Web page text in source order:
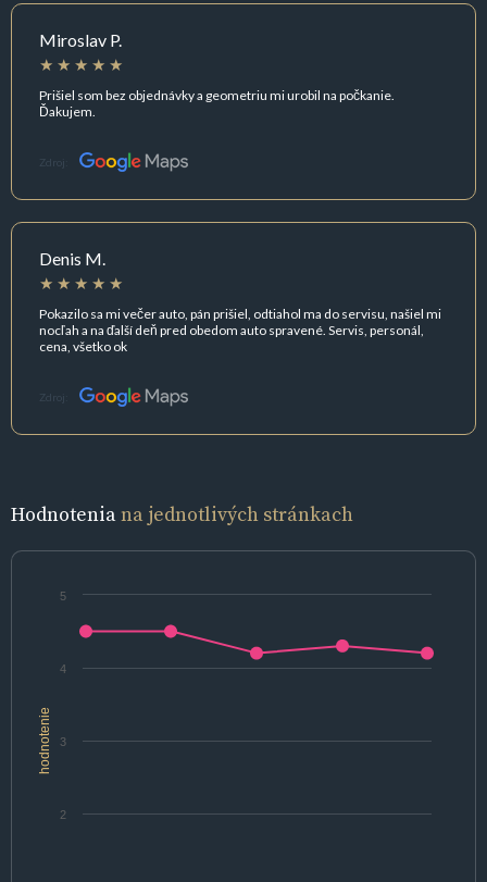
Miroslav P.
Prišiel som bez objednávky a geometriu mi urobil na počkanie.
Ďakujem.
Zdroj:
Denis M.
Pokazilo sa mi večer auto, pán prišiel, odtiahol ma do servisu, našiel mi
nocľah a na ďalší deň pred obedom auto spravené. Servis, personál,
cena, všetko ok
Zdroj:
Hodnoteniana jednotlivých stránkach
hodnotenie
2
3
4
5